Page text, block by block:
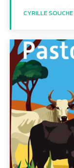
CYRILLE SOUCHE